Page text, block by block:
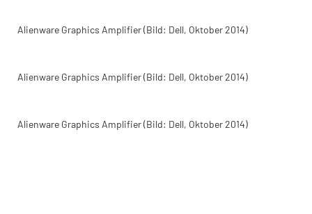
Alienware Graphics Amplifier (Bild: Dell, Oktober 2014)
Alienware Graphics Amplifier (Bild: Dell, Oktober 2014)
Alienware Graphics Amplifier (Bild: Dell, Oktober 2014)